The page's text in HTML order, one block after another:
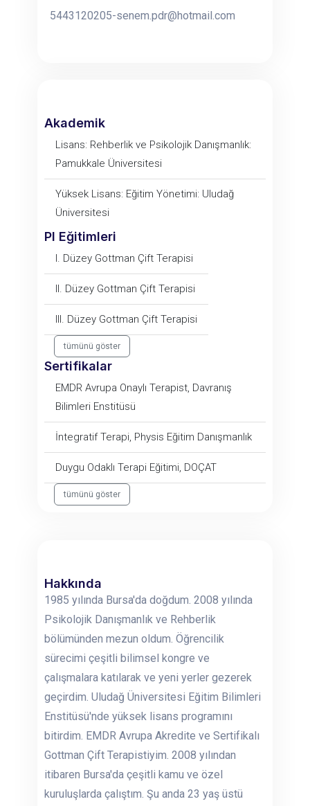
5443120205-senem.pdr@hotmail.com
Akademik
Lisans: Rehberlik ve Psikolojik Danışmanlık:
Pamukkale Üniversitesi
Yüksek Lisans: Eğitim Yönetimi: Uludağ
Üniversitesi
PI Eğitimleri
I. Düzey Gottman Çift Terapisi
II. Düzey Gottman Çift Terapisi
III. Düzey Gottman Çift Terapisi
tümünü göster
Sertifikalar
EMDR Avrupa Onaylı Terapist, Davranış
Bilimleri Enstitüsü
İntegratif Terapi, Physis Eğitim Danışmanlık
Duygu Odaklı Terapi Eğitimi, DOÇAT
tümünü göster
Hakkında
1985 yılında Bursa'da doğdum. 2008 yılında
Psikolojik Danışmanlık ve Rehberlik
bölümünden mezun oldum. Öğrencilik
sürecimi çeşitli bilimsel kongre ve
çalışmalara katılarak ve yeni yerler gezerek
geçirdim. Uludağ Üniversitesi Eğitim Bilimleri
Enstitüsü'nde yüksek lisans programını
bitirdim. EMDR Avrupa Akredite ve Sertifikalı
Gottman Çift Terapistiyim. 2008 yılından
itibaren Bursa'da çeşitli kamu ve özel
kuruluşlarda çalıştım. Şu anda 23 yaş üstü